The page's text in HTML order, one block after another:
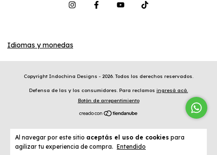
Al navegar por este sitio aceptás el uso de cookies para
agilizar tu experiencia de compra. Entendido
Idiomas y monedas
Copyright Indochina Designs - 2026. Todos los derechos reservados.
Defensa de las y los consumidores. Para reclamos ingresá acá.
Botón de arrepentimiento